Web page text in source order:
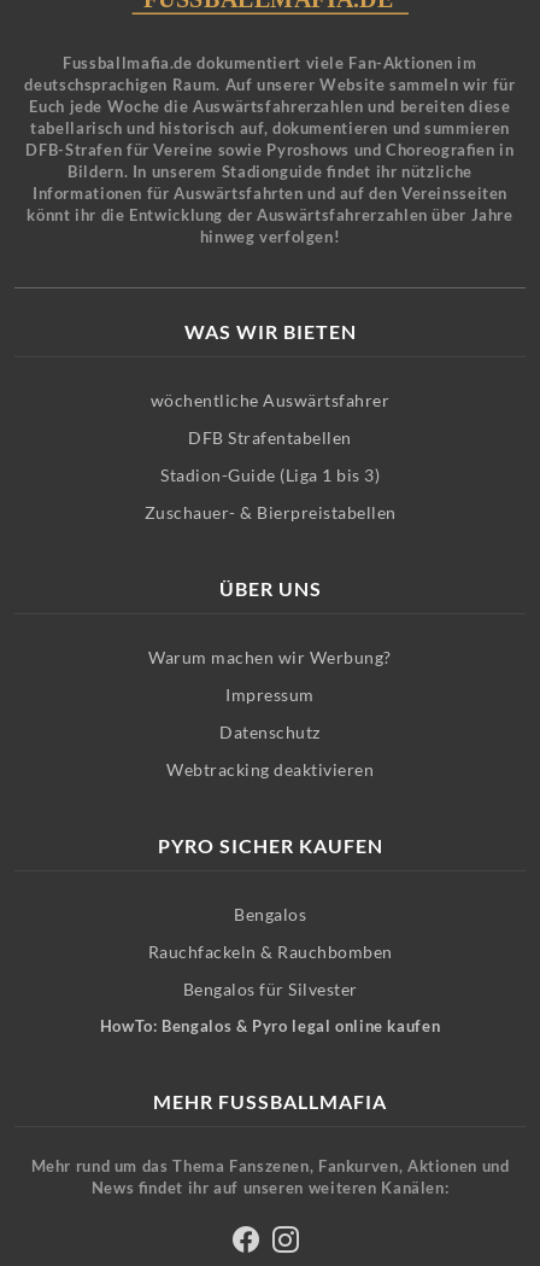
Fussballmafia.de dokumentiert viele Fan-Aktionen im
deutschsprachigen Raum. Auf unserer Website sammeln wir für
Euch jede Woche die Auswärtsfahrerzahlen und bereiten diese
tabellarisch und historisch auf, dokumentieren und summieren
DFB-Strafen für Vereine sowie Pyroshows und Choreografien in
Bildern. In unserem Stadionguide findet ihr nützliche
Informationen für Auswärtsfahrten und auf den Vereinsseiten
könnt ihr die Entwicklung der Auswärtsfahrerzahlen über Jahre
hinweg verfolgen!
WAS WIR BIETEN
wöchentliche Auswärtsfahrer
DFB Strafentabellen
Stadion-Guide (Liga 1 bis 3)
Zuschauer- & Bierpreistabellen
ÜBER UNS
Warum machen wir Werbung?
Impressum
Datenschutz
Webtracking deaktivieren
PYRO SICHER KAUFEN
Bengalos
Rauchfackeln & Rauchbomben
Bengalos für Silvester
HowTo: Bengalos & Pyro legal online kaufen
MEHR FUSSBALLMAFIA
Mehr rund um das Thema Fanszenen, Fankurven, Aktionen und
News findet ihr auf unseren weiteren Kanälen: